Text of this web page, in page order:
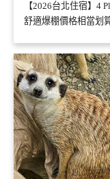
【2026台北住宿】4
舒適爆棚價格相當划